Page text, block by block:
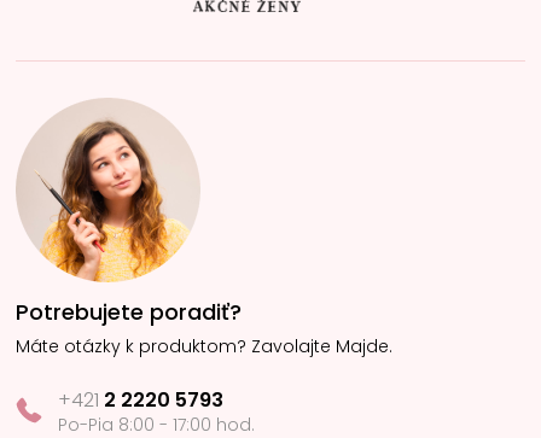
Potrebujete poradiť?
Máte otázky k produktom? Zavolajte Majde.
+421 2 2220 5793
Po-Pia 8:00 - 17:00 hod.